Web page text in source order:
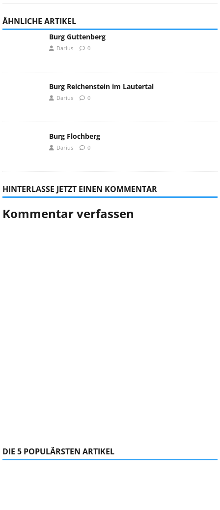
ÄHNLICHE ARTIKEL
Burg Guttenberg
Darius 0
Burg Reichenstein im Lautertal
Darius 0
Burg Flochberg
Darius 0
HINTERLASSE JETZT EINEN KOMMENTAR
Kommentar verfassen
DIE 5 POPULÄRSTEN ARTIKEL